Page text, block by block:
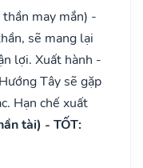
may mắn) -
sẽ mang lại
lợi. Xuất hành -
Tây sẽ gặp
Hạn chế xuất
tài) - TỐT: